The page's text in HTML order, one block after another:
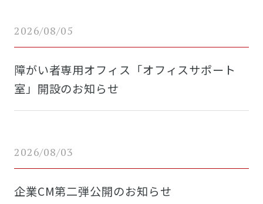
2026/08/05
障がい者専用オフィス「オフィスサポート
室」開設のお知らせ
2026/08/03
企業CM第二弾公開のお知らせ